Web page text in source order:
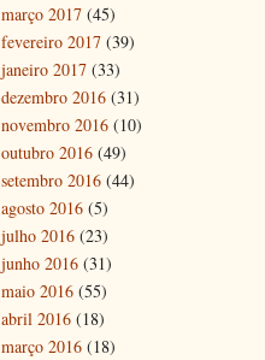
março 2017 (45)
fevereiro 2017 (39)
janeiro 2017 (33)
dezembro 2016 (31)
novembro 2016 (10)
outubro 2016 (49)
setembro 2016 (44)
agosto 2016 (5)
julho 2016 (23)
junho 2016 (31)
maio 2016 (55)
abril 2016 (18)
março 2016 (18)